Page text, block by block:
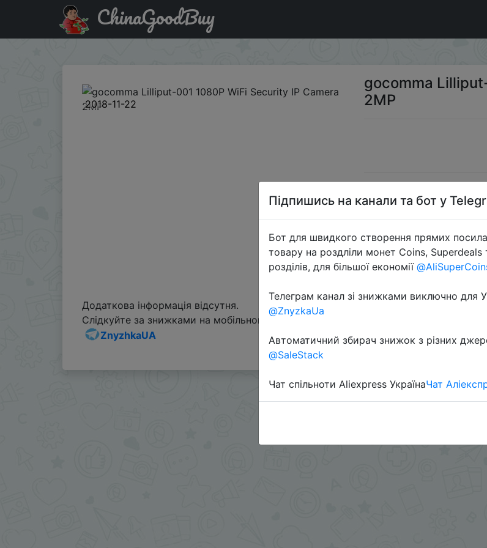
Придбати по знижці CA18112002 gocomma Lilliput-001 1080P WiFi Security IP Camera 2MP
ChinaGoodBuy
2018-11-22
gocomma
2MP
Додаткова інформація відсутня.
Слідкуйте за знижками на мобільному, в телеграм каналі:
ZnyzhkaUA
Підпишись на канали та бот у
Бот для швидкого створення прямих
товару на роздліли монет Coins, Superdeals
розділів, для більшої економії
Телеграм канал зі знижками виключно для
@ZnyzkaUa
Автоматичний збирач знижок з різних
@SaleStack
Чат спільноти Aliexpress УкраїнаЧат